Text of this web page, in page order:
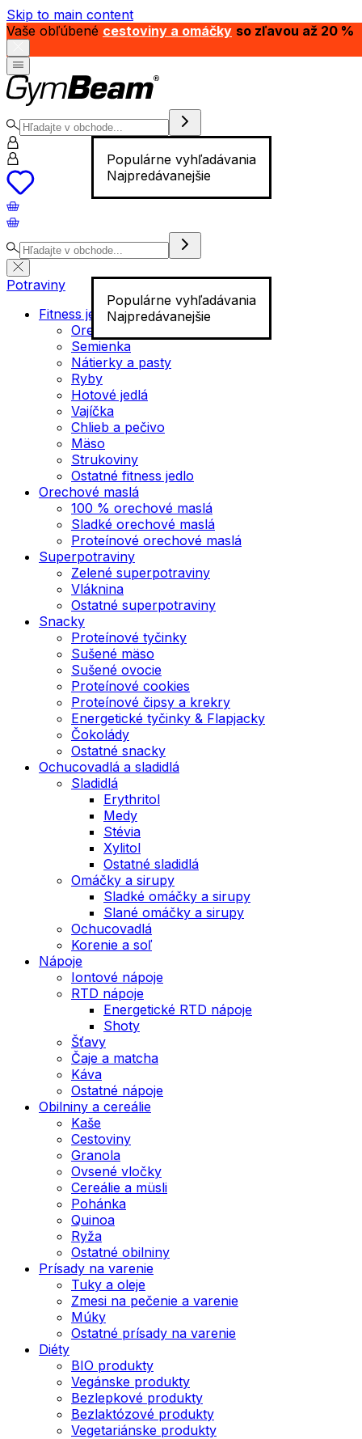
Skip to main content
Vaše obľúbené cestoviny a omáčky so zľavou až 20 %
Populárne vyhľadávania
Najpredávanejšie
Populárne vyhľadávania
Najpredávanejšie
Potraviny
Fitness jedlo
Orechy
Semienka
Nátierky a pasty
Ryby
Hotové jedlá
Vajíčka
Chlieb a pečivo
Mäso
Strukoviny
Ostatné fitness jedlo
Orechové maslá
100 % orechové maslá
Sladké orechové maslá
Proteínové orechové maslá
Superpotraviny
Zelené superpotraviny
Vláknina
Ostatné superpotraviny
Snacky
Proteínové tyčinky
Sušené mäso
Sušené ovocie
Proteínové cookies
Proteínové čipsy a krekry
Energetické tyčinky & Flapjacky
Čokolády
Ostatné snacky
Ochucovadlá a sladidlá
Sladidlá
Erythritol
Medy
Stévia
Xylitol
Ostatné sladidlá
Omáčky a sirupy
Sladké omáčky a sirupy
Slané omáčky a sirupy
Ochucovadlá
Korenie a soľ
Nápoje
Iontové nápoje
RTD nápoje
Energetické RTD nápoje
Shoty
Šťavy
Čaje a matcha
Káva
Ostatné nápoje
Obilniny a cereálie
Kaše
Cestoviny
Granola
Ovsené vločky
Cereálie a müsli
Pohánka
Quinoa
Ryža
Ostatné obilniny
Prísady na varenie
Tuky a oleje
Zmesi na pečenie a varenie
Múky
Ostatné prísady na varenie
Diéty
BIO produkty
Vegánske produkty
Bezlepkové produkty
Bezlaktózové produkty
Vegetariánske produkty